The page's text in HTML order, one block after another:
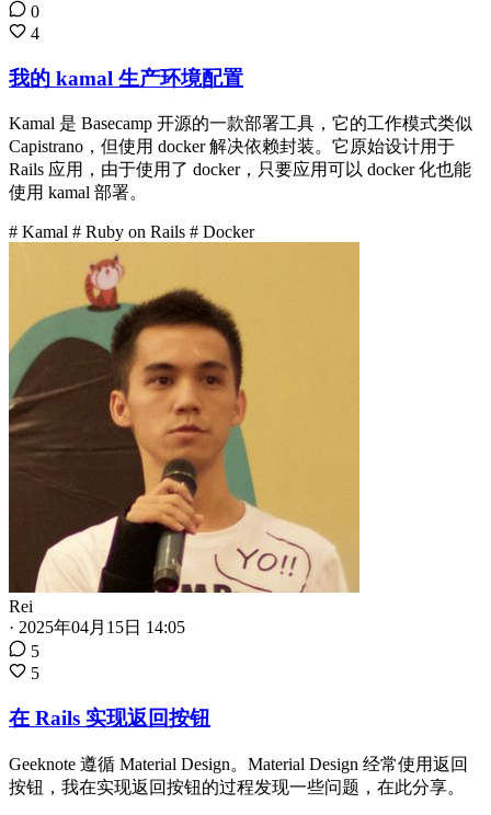
0
4
我的 kamal 生产环境配置
Kamal 是 Basecamp 开源的一款部署工具，它的工作模式类似
Capistrano，但使用 docker 解决依赖封装。它原始设计用于
Rails 应用，由于使用了 docker，只要应用可以 docker 化也能
使用 kamal 部署。
# Kamal # Ruby on Rails # Docker
Rei
· 2025年04月15日 14:05
5
5
在 Rails 实现返回按钮
Geeknote 遵循 Material Design。Material Design 经常使用返回
按钮，我在实现返回按钮的过程发现一些问题，在此分享。